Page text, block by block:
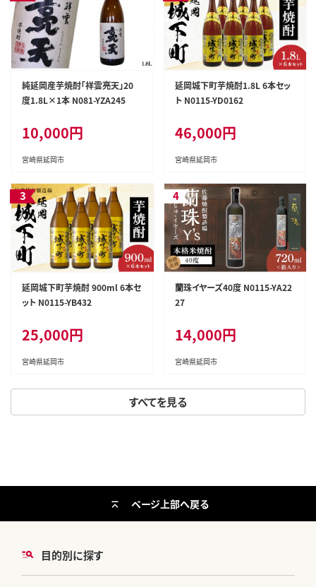
すべてを見る
純延岡産芋焼酎「祥雲亮天」20
度1.8L×1本 N081-YZA245
10,000円
宮崎県延岡市
延岡城下町芋焼酎1.8L 6本セッ
ト N0115-YD0162
46,000円
宮崎県延岡市
延岡城下町芋焼酎 900ml 6本セ
ット N0115-YB432
25,000円
宮崎県延岡市
蘭珠イヤーズ40度 N0115-YA22
27
14,000円
宮崎県延岡市
目的別に探す
ページ上部へ戻る